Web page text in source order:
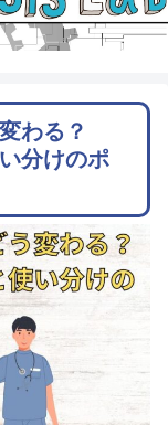
わる？
分けのポ